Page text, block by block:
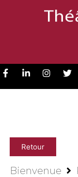
Retour
Bienvenue